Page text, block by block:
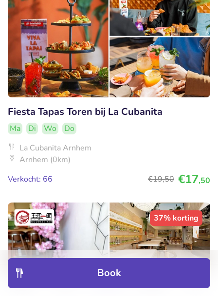
Book
Fiesta Tapas Toren bij La Cubanita
Ma Di Wo
Do
La Cubanita Arnhem
Arnhem (0km)
Verkocht: 66
€19,50 €17,50
37% korting